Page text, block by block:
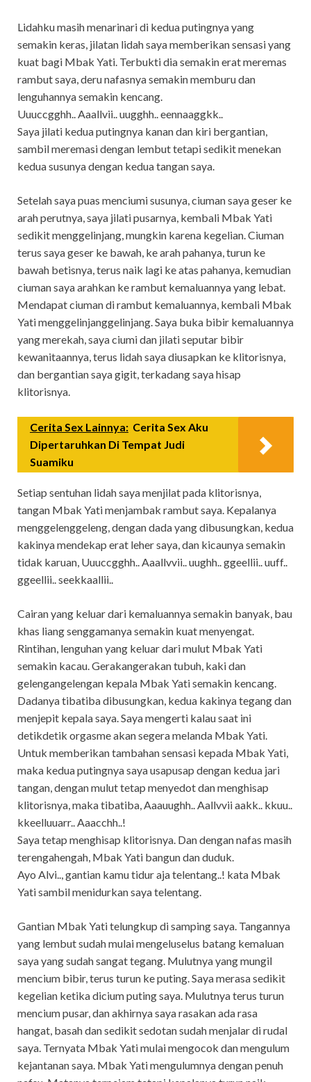
Lidahku masih menarinari di kedua putingnya yang
semakin keras, jilatan lidah saya memberikan sensasi yang
kuat bagi Mbak Yati. Terbukti dia semakin erat meremas
rambut saya, deru nafasnya semakin memburu dan
lenguhannya semakin kencang.
Uuuccgghh.. Aaallvii.. uugghh.. eennaaggkk..
Saya jilati kedua putingnya kanan dan kiri bergantian,
sambil meremasi dengan lembut tetapi sedikit menekan
kedua susunya dengan kedua tangan saya.
Setelah saya puas menciumi susunya, ciuman saya geser ke
arah perutnya, saya jilati pusarnya, kembali Mbak Yati
sedikit menggelinjang, mungkin karena kegelian. Ciuman
terus saya geser ke bawah, ke arah pahanya, turun ke
bawah betisnya, terus naik lagi ke atas pahanya, kemudian
ciuman saya arahkan ke rambut kemaluannya yang lebat.
Mendapat ciuman di rambut kemaluannya, kembali Mbak
Yati menggelinjanggelinjang. Saya buka bibir kemaluannya
yang merekah, saya ciumi dan jilati seputar bibir
kewanitaannya, terus lidah saya diusapkan ke klitorisnya,
dan bergantian saya gigit, terkadang saya hisap
klitorisnya.
Cerita Sex Lainnya: Cerita Sex Aku
Dipertaruhkan Di Tempat Judi
Suamiku
Setiap sentuhan lidah saya menjilat pada klitorisnya,
tangan Mbak Yati menjambak rambut saya. Kepalanya
menggelenggeleng, dengan dada yang dibusungkan, kedua
kakinya mendekap erat leher saya, dan kicaunya semakin
tidak karuan, Uuuccgghh.. Aaallvvii.. uughh.. ggeellii.. uuff..
ggeellii.. seekkaallii..
Cairan yang keluar dari kemaluannya semakin banyak, bau
khas liang senggamanya semakin kuat menyengat.
Rintihan, lenguhan yang keluar dari mulut Mbak Yati
semakin kacau. Gerakangerakan tubuh, kaki dan
gelengangelengan kepala Mbak Yati semakin kencang.
Dadanya tibatiba dibusungkan, kedua kakinya tegang dan
menjepit kepala saya. Saya mengerti kalau saat ini
detikdetik orgasme akan segera melanda Mbak Yati.
Untuk memberikan tambahan sensasi kepada Mbak Yati,
maka kedua putingnya saya usapusap dengan kedua jari
tangan, dengan mulut tetap menyedot dan menghisap
klitorisnya, maka tibatiba, Aaauughh.. Aallvvii aakk.. kkuu..
kkeelluuarr.. Aaacchh..!
Saya tetap menghisap klitorisnya. Dan dengan nafas masih
terengahengah, Mbak Yati bangun dan duduk.
Ayo Alvi.., gantian kamu tidur aja telentang..! kata Mbak
Yati sambil menidurkan saya telentang.
Gantian Mbak Yati telungkup di samping saya. Tangannya
yang lembut sudah mulai mengeluselus batang kemaluan
saya yang sudah sangat tegang. Mulutnya yang mungil
mencium bibir, terus turun ke puting. Saya merasa sedikit
kegelian ketika dicium puting saya. Mulutnya terus turun
mencium pusar, dan akhirnya saya rasakan ada rasa
hangat, basah dan sedikit sedotan sudah menjalar di rudal
saya. Ternyata Mbak Yati mulai mengocok dan mengulum
kejantanan saya. Mbak Yati mengulumnya dengan penuh